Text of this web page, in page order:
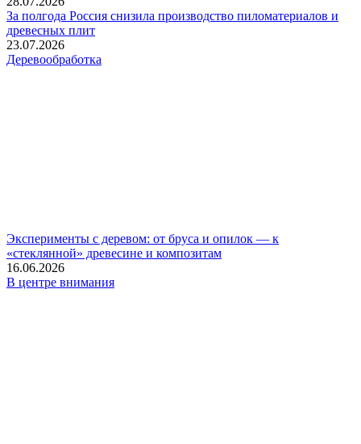
За полгода Россия снизила производство пиломатериалов и
древесных плит
23.07.2026
Деревообработка
Эксперименты с деревом: от бруса и опилок — к
«стеклянной» древесине и композитам
16.06.2026
В центре внимания